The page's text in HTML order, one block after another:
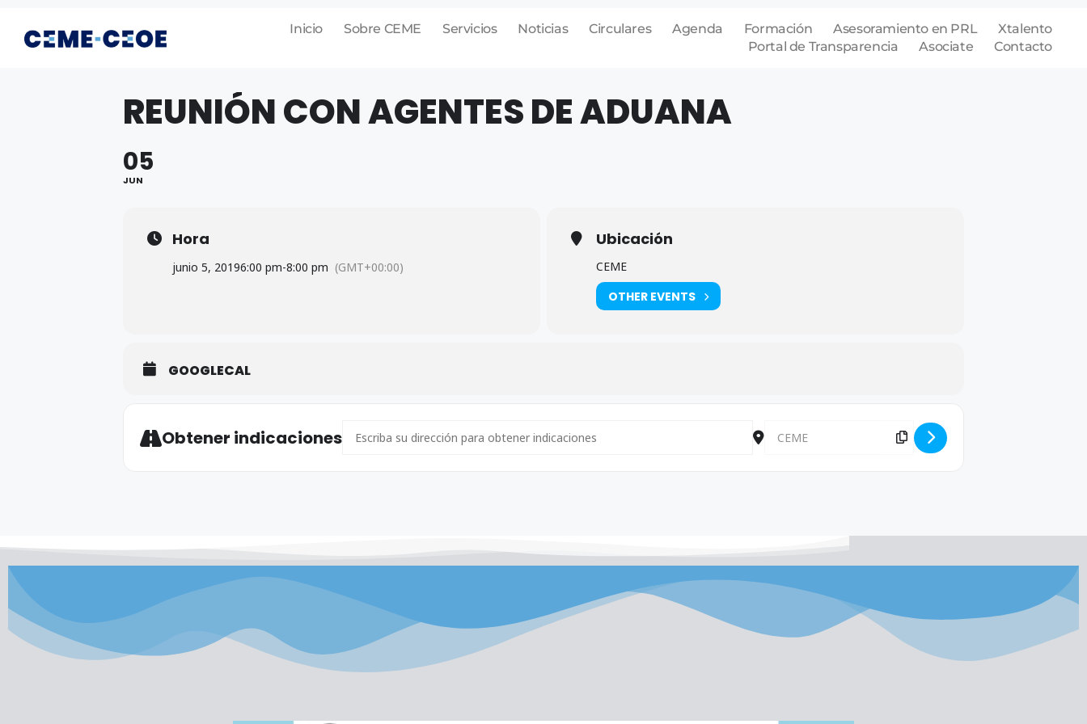
Inicio Sobre CEME Servicios Noticias Circulares Agenda Formación Asesoramiento en PRL
Xtalento
Portal de Transparencia
Asociate Contacto
REUNIÓN CON AGENTES DE ADUANA
05
JUN
Hora
junio 5, 20196:00 pm-8:00 pm (GMT+00:00)
Ubicación
CEME
OTHER EVENTS
GOOGLECAL
Obtener indicaciones Destination Address - Reunión con Agentes de Aduana